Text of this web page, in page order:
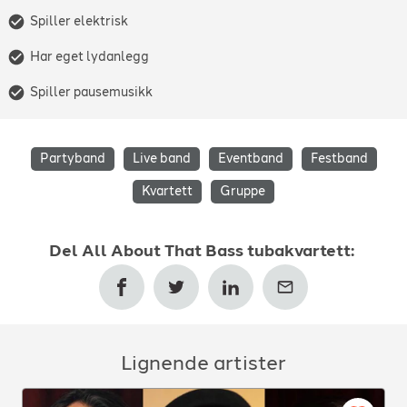
Spiller elektrisk
Har eget lydanlegg
Spiller pausemusikk
Partyband Live band Eventband Festband
Kvartett Gruppe
Del All About That Bass tubakvartett:
Lignende artister